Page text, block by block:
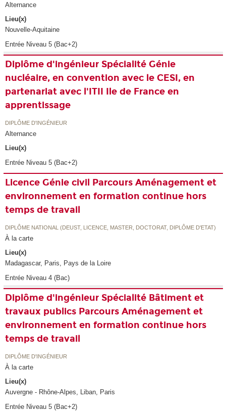
Alternance
Lieu(x)
Nouvelle-Aquitaine
Entrée Niveau 5 (Bac+2)
Diplôme d'ingénieur Spécialité Génie
nucléaire, en convention avec le CESI, en
partenariat avec l'ITII Ile de France en
apprentissage
DIPLÔME D'INGÉNIEUR
Alternance
Lieu(x)
Entrée Niveau 5 (Bac+2)
Licence Génie civil Parcours Aménagement et
environnement en formation continue hors
temps de travail
DIPLÔME NATIONAL (DEUST, LICENCE, MASTER, DOCTORAT, DIPLÔME D'ETAT)
À la carte
Lieu(x)
Madagascar, Paris, Pays de la Loire
Entrée Niveau 4 (Bac)
Diplôme d'ingénieur Spécialité Bâtiment et
travaux publics Parcours Aménagement et
environnement en formation continue hors
temps de travail
DIPLÔME D'INGÉNIEUR
À la carte
Lieu(x)
Auvergne - Rhône-Alpes, Liban, Paris
Entrée Niveau 5 (Bac+2)